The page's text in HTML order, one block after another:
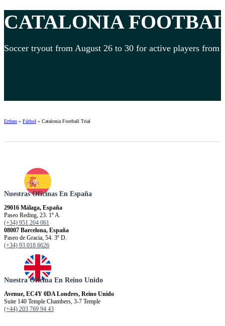
CATALONIA
Soccer tryout from August 26 to 30 for active players
Ertheo » Fútbol » Catalonia Football Trial
Nuestras Oficinas En España
29016 Málaga, España
Paseo Reding, 23. 1º A.
(+34) 951 204 061
08007 Barcelona, España
Paseo de Gracia, 54. 3º D.
(+34) 93 018 6626
Nuestra Oficina En Reino Unido
Avenue, EC4Y 0DA Londres, Reino Unido
Suite 140 Temple Chambers, 3-7 Temple
(+44) 203 769 94 43